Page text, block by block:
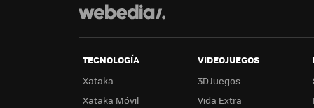
TECNOLOGÍA
Xataka
Xataka Móvil
VIDEOJUEGOS
3DJuegos
Vida Extra